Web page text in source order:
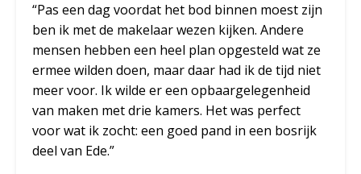
“Pas een dag voordat het bod binnen moest zijn
ben ik met de makelaar wezen kijken. Andere
mensen hebben een heel plan opgesteld wat ze
ermee wilden doen, maar daar had ik de tijd niet
meer voor. Ik wilde er een opbaargelegenheid
van maken met drie kamers. Het was perfect
voor wat ik zocht: een goed pand in een bosrijk
deel van Ede.”